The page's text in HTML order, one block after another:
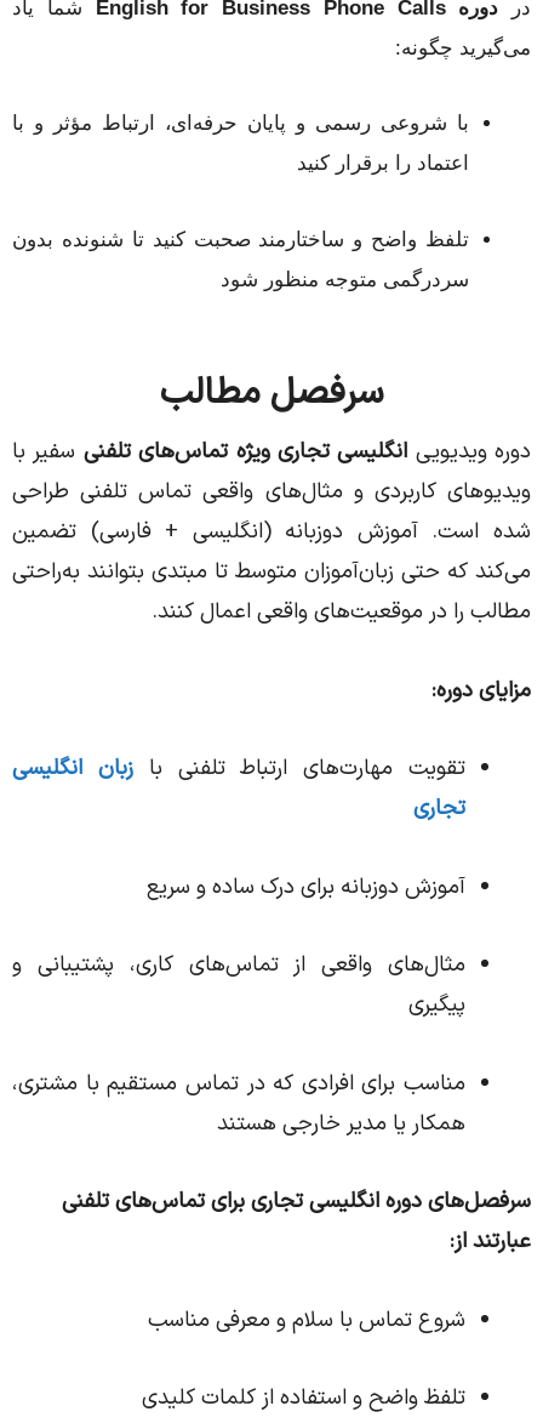
در دوره English for Business Phone Calls
شما یاد
می‌گیرید چگونه:
با شروعی رسمی و پایان حرفه‌ای، ارتباط مؤثر و با
اعتماد را برقرار کنید
تلفظ واضح و ساختارمند صحبت کنید تا شنونده بدون
سردرگمی متوجه منظور شود
سرفصل‌ مطالب
دوره ویدیویی انگلیسی تجاری ویژه تماس‌های تلفنی سفیر با
ویدیوهای کاربردی و مثال‌های واقعی تماس تلفنی طراحی
شده است. آموزش دوزبانه (انگلیسی + فارسی) تضمین
می‌کند که حتی زبان‌آموزان متوسط تا مبتدی بتوانند به‌راحتی
مطالب را در موقعیت‌های واقعی اعمال کنند.
مزایای دوره:
تقویت مهارت‌های ارتباط تلفنی بازبان انگلیسی
تجاری
آموزش دو‌زبانه برای درک ساده و سریع
مثال‌های واقعی از تماس‌های کاری، پشتیبانی و
پیگیری
مناسب برای افرادی که در تماس مستقیم با مشتری،
همکار یا مدیر خارجی هستند
سرفصل‌های دوره انگلیسی تجاری برای تماس‌های تلفنی
عبارتند از:
شروع تماس با سلام و معرفی مناسب
تلفظ واضح و استفاده از کلمات کلیدی